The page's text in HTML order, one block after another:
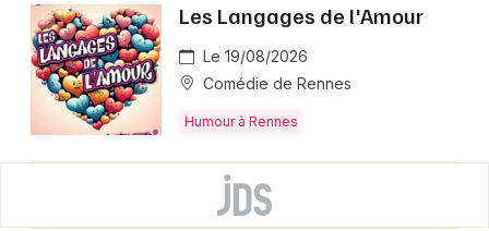
Les Langages de l'Amour
Le 19/08/2026
Comédie de Rennes
Humour à Rennes